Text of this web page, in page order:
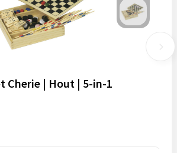
Cherie | Hout | 5-in-1